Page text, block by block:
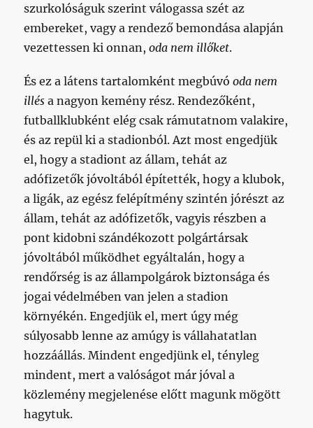
szurkolóságuk szerint válogassa szét az
embereket, vagy a rendező bemondása alapján
vezettessen ki onnan,oda nem illőket.
És ez a látens tartalomként megbúvóoda nem
illés a nagyon kemény rész. Rendezőként,
futballklubként elég csak rámutatnom valakire,
és az repül ki a stadionból. Azt most engedjük
el, hogy a stadiont az állam, tehát az
adófizetők jóvoltából építették, hogy a klubok,
a ligák, az egész felépítmény szintén jórészt az
állam, tehát az adófizetők, vagyis részben a
pont kidobni szándékozott polgártársak
jóvoltából működhet egyáltalán, hogy a
rendőrség is az állampolgárok biztonsága és
jogai védelmében van jelen a stadion
környékén. Engedjük el, mert úgy még
súlyosabb lenne az amúgy is vállahatatlan
hozzáállás. Mindent engedjünk el, tényleg
mindent, mert a valóságot már jóval a
közlemény megjelenése előtt magunk mögött
hagytuk.